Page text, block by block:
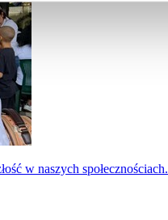
w naszych społecznościach.